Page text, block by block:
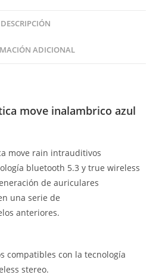
DESCRIPCIÓN
ADICIONAL
move inalambrico azul
move rain intrauditivos
bluetooth 5.3 y true wireless
de auriculares
una serie de
anteriores.
compatibles con la tecnología
stereo.